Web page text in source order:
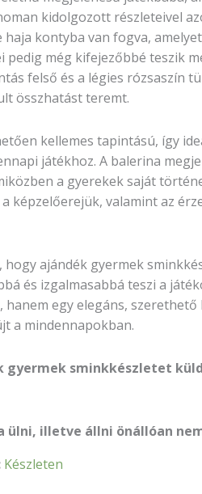
kidolgozott részleteivel
haja kontyba van fogva,
pedig még kifejezőbbé teszik
felső és a légies rózsaszín
összhatást teremt.
kellemes tapintású, így
játékhoz. A balerina
a gyerekek saját
képzelőerejük, valamint az
hogy ajándék gyermek
és izgalmasabbá teszi a
hanem egy elegáns,
a mindennapokban.
gyermek sminkkészletet
ülni, illetve állni önállóan
Készleten